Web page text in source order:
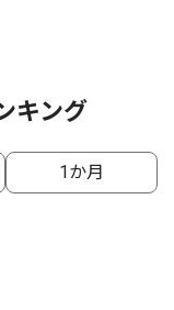
キング
1か月